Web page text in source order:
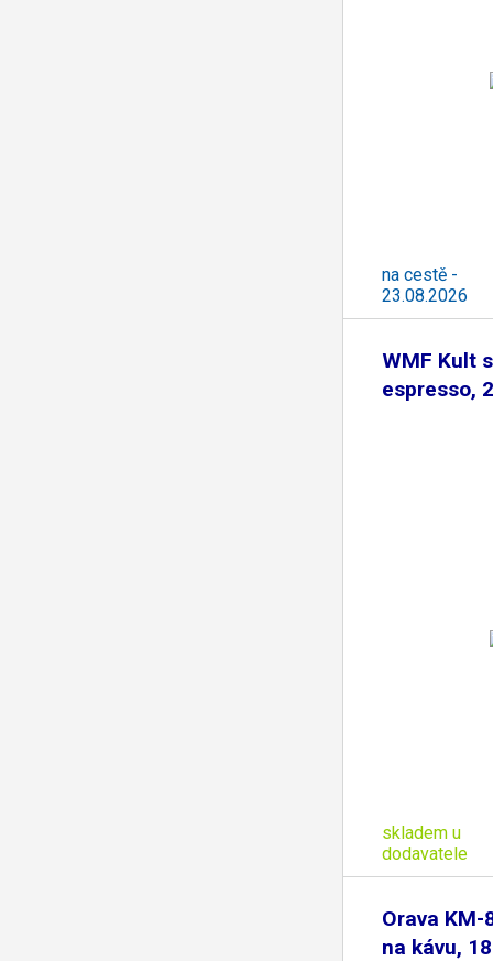
na cestě -
23.08.2026
WMF Kult
espresso,
skladem u
dodavatele
Orava
na kávu,